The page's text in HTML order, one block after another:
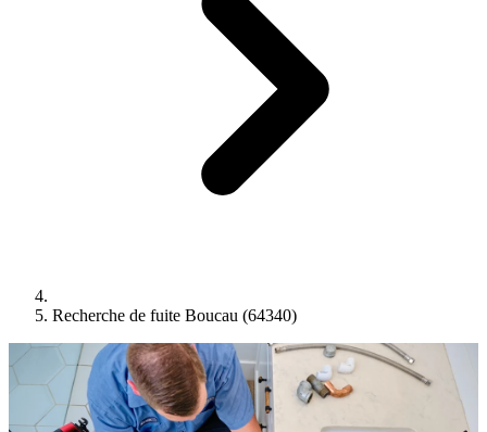
Recherche de fuite Boucau (64340)